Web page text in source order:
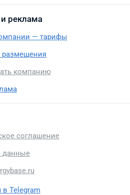
реклама
— тарифы
компанию
соглашение
данные
в Telegram